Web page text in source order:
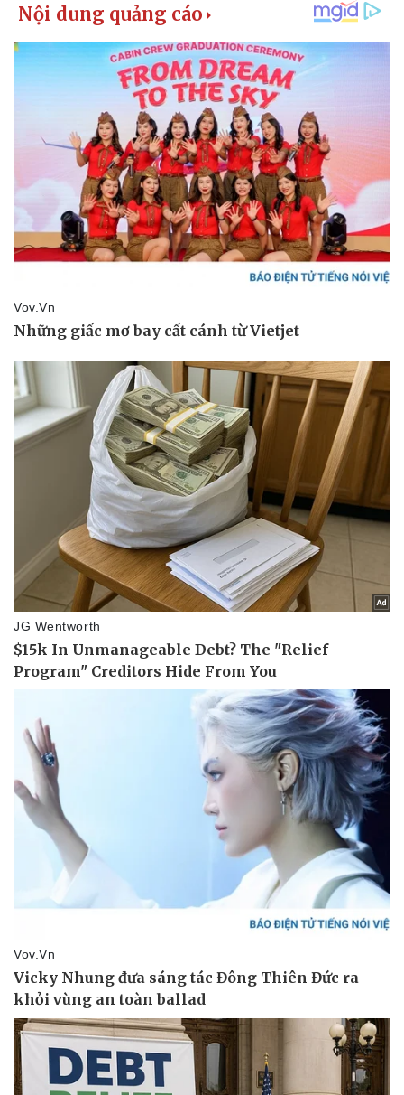
Bất động sản
Khởi nghiệp
Giá vàng
Tiêu dùng
Chứng khoán
Giá cà phê